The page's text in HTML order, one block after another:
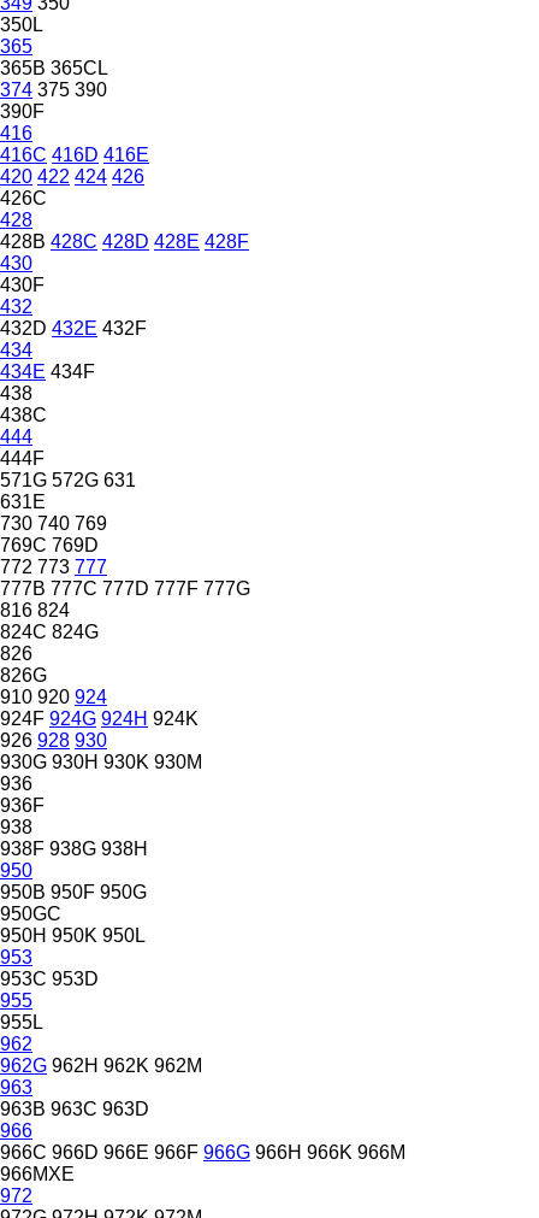
350L
365
365B 365CL
374 375 390
390F
416
416C 416D 416E
420 422 424 426
426C
428
428B 428C 428D 428E 428F
430
430F
432
432D 432E 432F
434
434E 434F
438
438C
444
444F
571G 572G 631
631E
730 740 769
769C 769D
772 773 777
777B 777C 777D 777F 777G
816 824
824C 824G
826
826G
910 920 924
924F 924G 924H 924K
926 928 930
930G 930H 930K 930M
936
936F
938
938F 938G 938H
950
950B 950F 950G
950GC
950H 950K 950L
953
953C 953D
955
955L
962
962G 962H 962K 962M
963
963B 963C 963D
966
966C 966D 966E 966F 966G 966H 966K 966M
966MXE
972